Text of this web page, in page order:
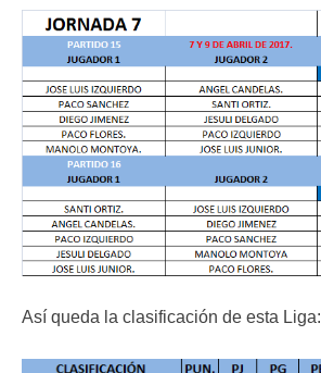
Así queda la clasificación de esta Liga: